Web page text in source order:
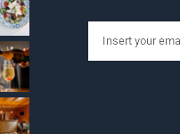
email